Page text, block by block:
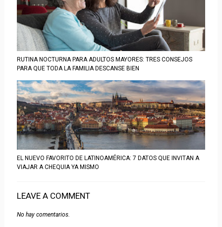
RUTINA NOCTURNA PARA ADULTOS MAYORES: TRES CONSEJOS
PARA QUE TODA LA FAMILIA DESCANSE BIEN
EL NUEVO FAVORITO DE LATINOAMÉRICA: 7 DATOS QUE INVITAN A
VIAJAR A CHEQUIA YA MISMO
LEAVE A COMMENT
No hay comentarios.